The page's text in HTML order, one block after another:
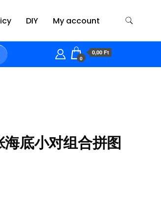
DIY My account
0
0,00 Ft
底小对组合拼图